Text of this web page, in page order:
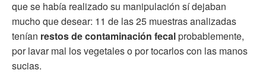
que se había realizado su manipulación sí dejaban
mucho que desear: 11 de las 25 muestras analizadas
tenían restos de contaminación fecalprobablemente,
por lavar mal los vegetales o por tocarlos con las manos
sucias.